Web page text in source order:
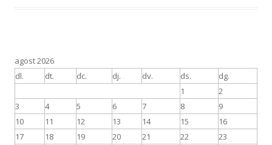
agost 2026
dl.
dt. dc. dj. dv. ds. dg.
1
2
3
4 5 6 7 8
9
10
11 12 13 14 15
16
17
18 19 20 21 22
23